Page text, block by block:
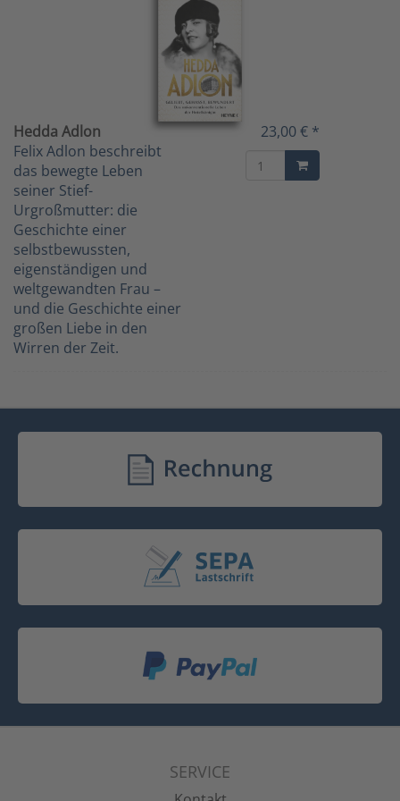
Hedda Adlon
Felix Adlon beschreibt
das bewegte Leben
seiner Stief-
Urgroßmutter: die
Geschichte einer
selbstbewussten,
eigenständigen und
weltgewandten Frau –
und die Geschichte einer
großen Liebe in den
Wirren der Zeit.
23,00 € *
SERVICE